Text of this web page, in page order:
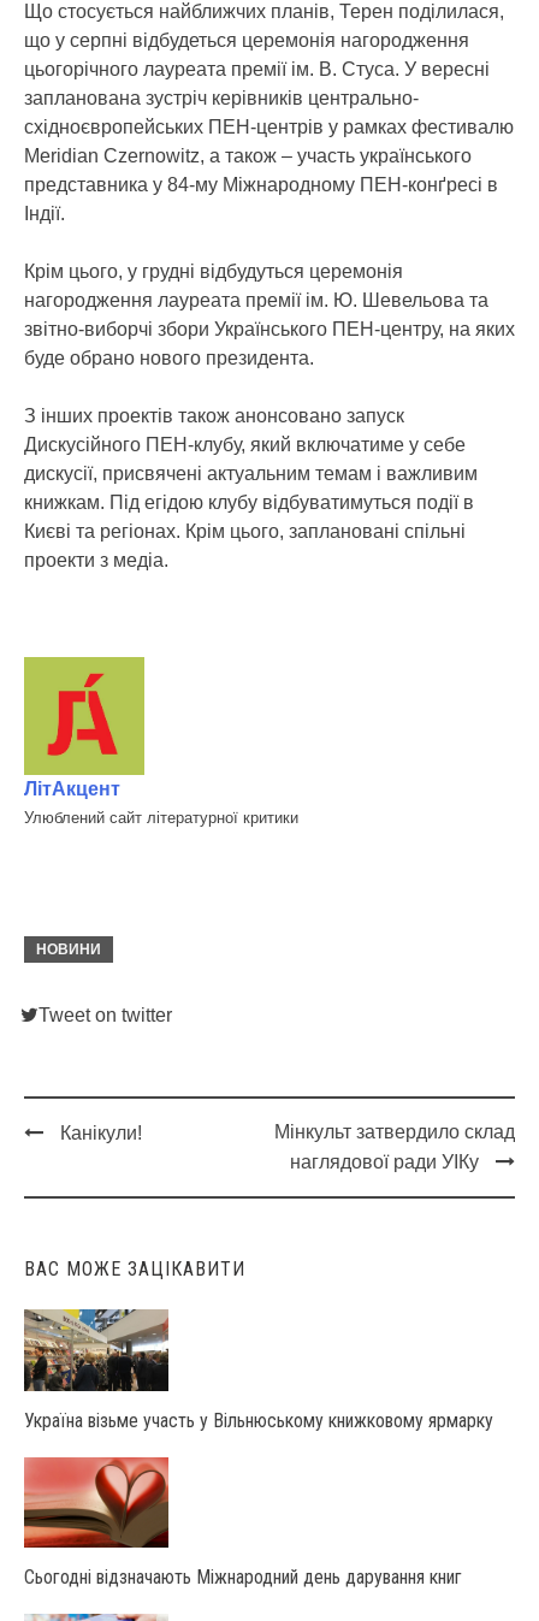
Що стосується найближчих планів, Терен поділилася,
що у серпні відбудеться церемонія нагородження
цьогорічного лауреата премії ім. В. Стуса. У вересні
запланована зустріч керівників центрально-
східноєвропейських ПЕН-центрів у рамках фестивалю
Meridian Czernowitz, а також – участь українського
представника у 84-му Міжнародному ПЕН-конґресі в
Індії.
Крім цього, у грудні відбудуться церемонія
нагородження лауреата премії ім. Ю. Шевельова та
звітно-виборчі збори Українського ПЕН-центру, на яких
буде обрано нового президента.
З інших проектів також анонсовано запуск
Дискусійного ПЕН-клубу, який включатиме у себе
дискусії, присвячені актуальним темам і важливим
книжкам. Під егідою клубу відбуватимуться події в
Києві та регіонах. Крім цього, заплановані спільні
проекти з медіа.
ЛітАкцент
Улюблений сайт літературної критики
НОВИНИ
Tweet on twitter
navigation
Канікули!
Мінкульт затвердило склад
наглядової ради УІКу
ВАС МОЖЕ ЗАЦІКАВИТИ
Україна візьме участь у Вільнюському книжковому ярмарку
Сьогодні відзначають Міжнародний день дарування книг